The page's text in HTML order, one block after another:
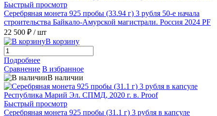
Быстрый просмотр
Серебряная монета 925 пробы (33.94 г) 3 рубля 50-е начала
строительства Байкало-Амурской магистрали. Россия 2024 PF
22 500 ₽ / шт
В корзину
Подробнее
Сравнение В избранное
В наличии
Быстрый просмотр
Серебряная монета 925 пробы (31.1 г) 3 рубля в капсуле